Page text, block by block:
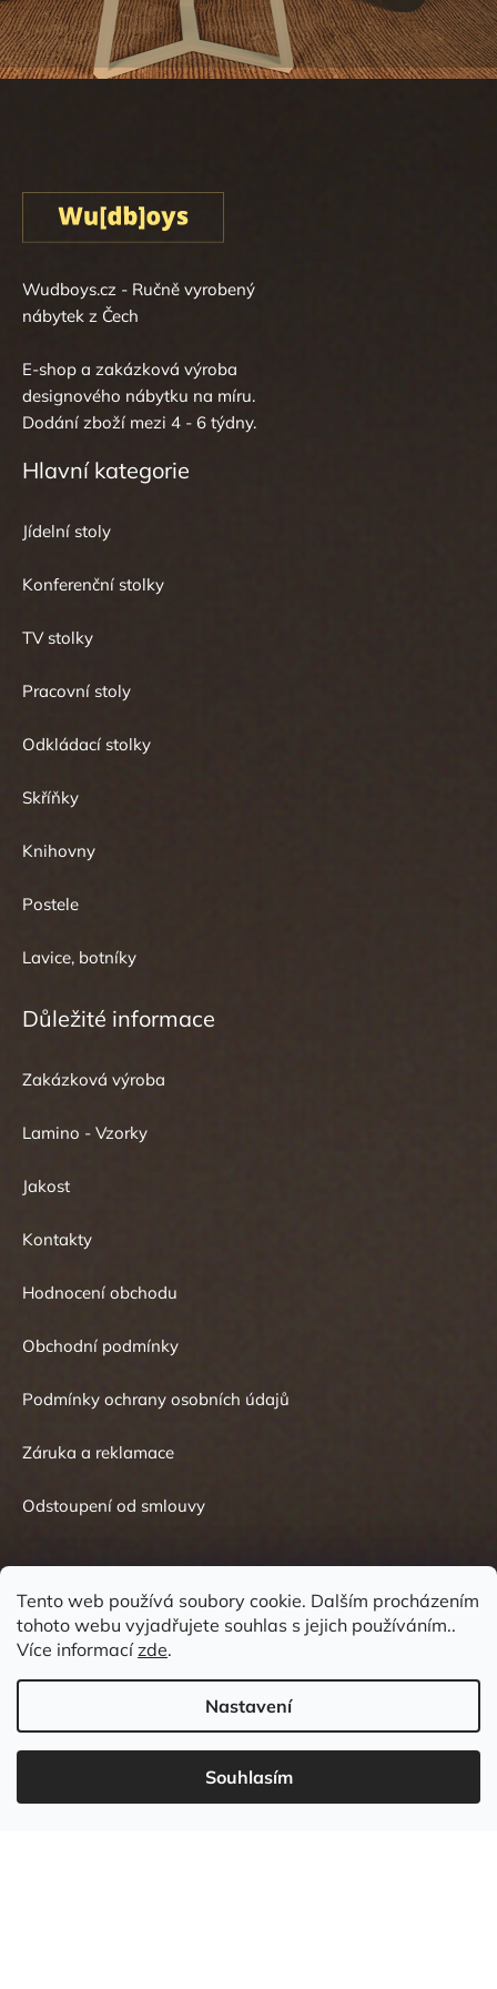
Tento web používá soubory cookie. Dalším procházením
tohoto webu vyjadřujete souhlas s jejich používáním..
Více informacízde.
Nastavení
Souhlasím
Wudboys.cz - Ručně vyrobený
nábytek z Čech
E-shop a zakázková výroba
designového nábytku na míru.
Dodání zboží mezi 4 - 6 týdny.
Hlavní kategorie
Jídelní stoly
Konferenční stolky
TV stolky
Pracovní stoly
Odkládací stolky
Skříňky
Knihovny
Postele
Lavice, botníky
Důležité informace
Zakázková výroba
Lamino - Vzorky
Jakost
Kontakty
Hodnocení obchodu
Obchodní podmínky
Podmínky ochrany osobních údajů
Záruka a reklamace
Odstoupení od smlouvy
Kontakt